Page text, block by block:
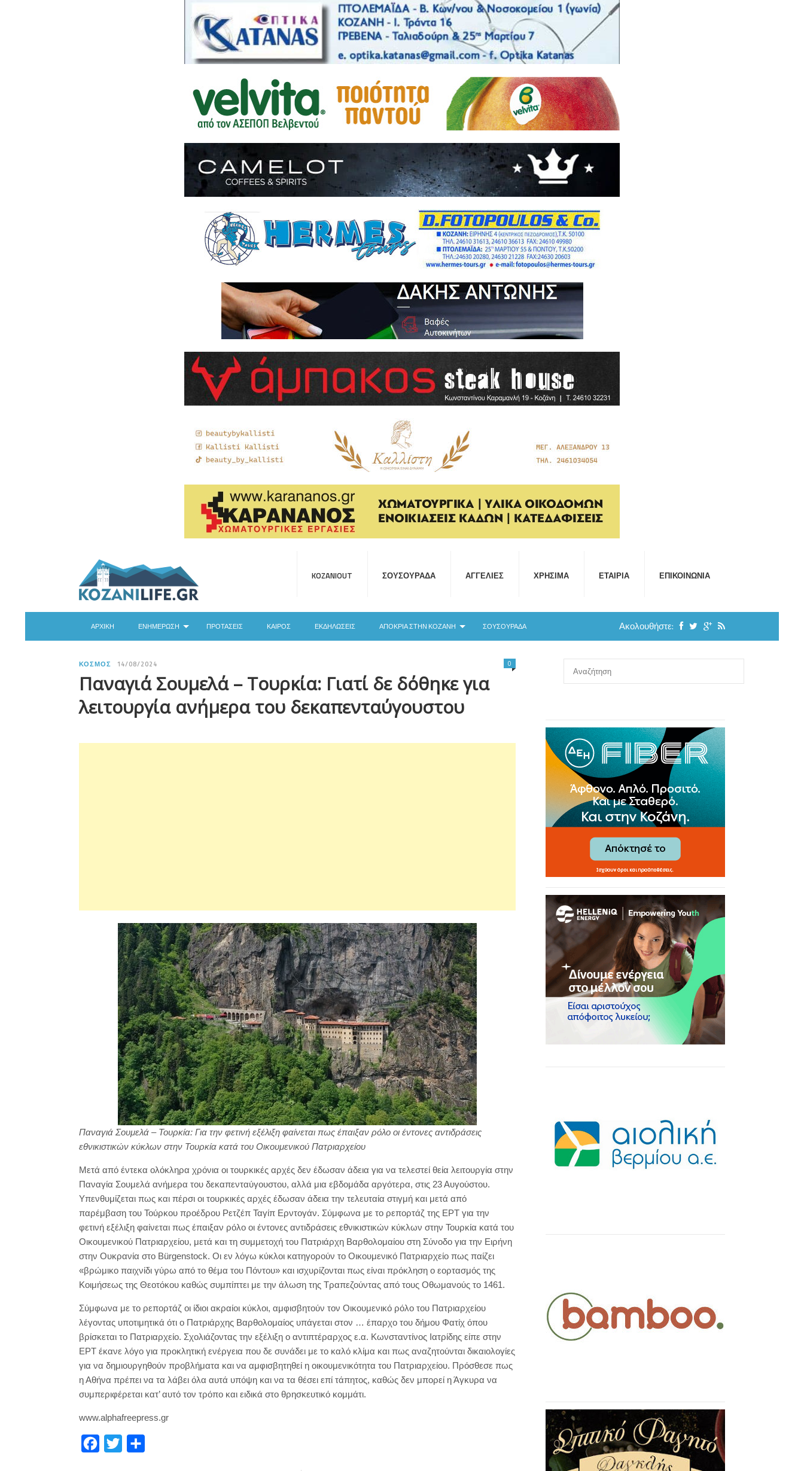
KOZANIOUT ΣΟΥΣΟΥΡΆΔΑ ΑΓΓΕΛΊΕΣ ΧΡΉΣΙΜΑ ΕΤΑΙΡΊΑ ΕΠΙΚΟΙΝΩΝΊΑ
ΑΡΧΙΚΉ ΕΝΗΜΈΡΩΣΗ ΠΡΟΤΆΣΕΙΣ ΚΑΙΡΌΣ ΕΚΔΗΛΏΣΕΙΣ ΑΠΟΚΡΙΆ ΣΤΗΝ ΚΟΖΆΝΗ ΣΟΥΣΟΥΡΆΔΑ Ακολουθήστε:
ΚΌΣΜΟΣ 14/08/2024
Παναγιά Σουμελά – Τουρκία: Γιατί δε δόθηκε για
λειτουργία ανήμερα του δεκαπενταύγουστου
0
Παναγιά Σουμελά – Τουρκία: Για την φετινή εξέλιξη φαίνεται πως έπαιξαν ρόλο οι έντονες αντιδράσεις
εθνικιστικών κύκλων στην Τουρκία κατά του Οικουμενικού Πατριαρχείου
Μετά από έντεκα ολόκληρα χρόνια οι τουρκικές αρχές δεν έδωσαν άδεια για να τελεστεί θεία λειτουργία στην
Παναγία Σουμελά ανήμερα του δεκαπενταύγουστου, αλλά μια εβδομάδα αργότερα, στις 23 Αυγούστου.
Υπενθυμίζεται πως και πέρσι οι τουρκικές αρχές έδωσαν άδεια την τελευταία στιγμή και μετά από
παρέμβαση του Τούρκου προέδρου Ρετζέπ Ταγίπ Ερντογάν. Σύμφωνα με το ρεπορτάζ της ΕΡΤ για την
φετινή εξέλιξη φαίνεται πως έπαιξαν ρόλο οι έντονες αντιδράσεις εθνικιστικών κύκλων στην Τουρκία κατά του
Οικουμενικού Πατριαρχείου, μετά και τη συμμετοχή του Πατριάρχη Βαρθολομαίου στη Σύνοδο για την Ειρήνη
στην Ουκρανία στο Bürgenstock. Οι εν λόγω κύκλοι κατηγορούν το Οικουμενικό Πατριαρχείο πως παίζει
«βρώμικο παιχνίδι γύρω από το θέμα του Πόντου» και ισχυρίζονται πως είναι πρόκληση ο εορτασμός της
Κοιμήσεως της Θεοτόκου καθώς συμπίπτει με την άλωση της Τραπεζούντας από τους Οθωμανούς το 1461.
Σύμφωνα με το ρεπορτάζ οι ίδιοι ακραίοι κύκλοι, αμφισβητούν τον Οικουμενικό ρόλο του Πατριαρχείου
λέγοντας υποτιμητικά ότι ο Πατριάρχης Βαρθολομαίος υπάγεται στον … έπαρχο του δήμου Φατίχ όπου
βρίσκεται το Πατριαρχείο. Σχολιάζοντας την εξέλιξη ο αντιπτέραρχος ε.α. Κωνσταντίνος Ιατρίδης είπε στην
ΕΡΤ έκανε λόγο για προκλητική ενέργεια που δε συνάδει με το καλό κλίμα και πως αναζητούνται δικαιολογίες
για να δημιουργηθούν προβλήματα και να αμφισβητηθεί η οικουμενικότητα του Πατριαρχείου. Πρόσθεσε πως
η Αθήνα πρέπει να τα λάβει όλα αυτά υπόψη και να τα θέσει επί τάπητος, καθώς δεν μπορεί η Άγκυρα να
συμπεριφέρεται κατ’ αυτό τον τρόπο και ειδικά στο θρησκευτικό κομμάτι.
www.alphafreepress.gr